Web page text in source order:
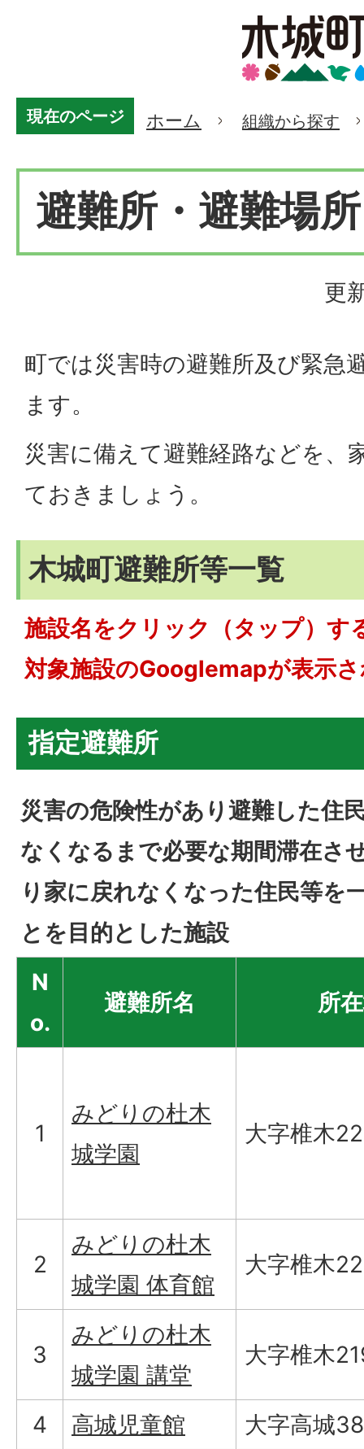
現在のページ ホーム 組織から探す
避難所・避難場所
更
町では災害時の避難所及び緊急
ます。
災害に備えて避難経路などを、
ておきましょう。
木城町避難所等一覧
施設名をクリック（タップ）す
対象施設のGooglemapが表示
指定避難所
災害の危険性があり避難した住
なくなるまで必要な期間滞在さ
り家に戻れなくなった住民等を
とを目的とした施設
N
o.
避難所名 所
1
みどりの杜木
城学園
大字椎木
2
みどりの杜木
城学園 体育館
大字椎木
3
みどりの杜木
城学園 講堂
大字椎木
4 高城児童館
大字高城